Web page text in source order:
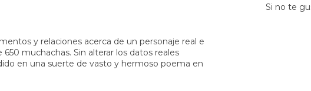
y relaciones acerca de un personaje real e
muchachas. Sin alterar los datos reales
en una suerte de vasto y hermoso poema en
Si no te